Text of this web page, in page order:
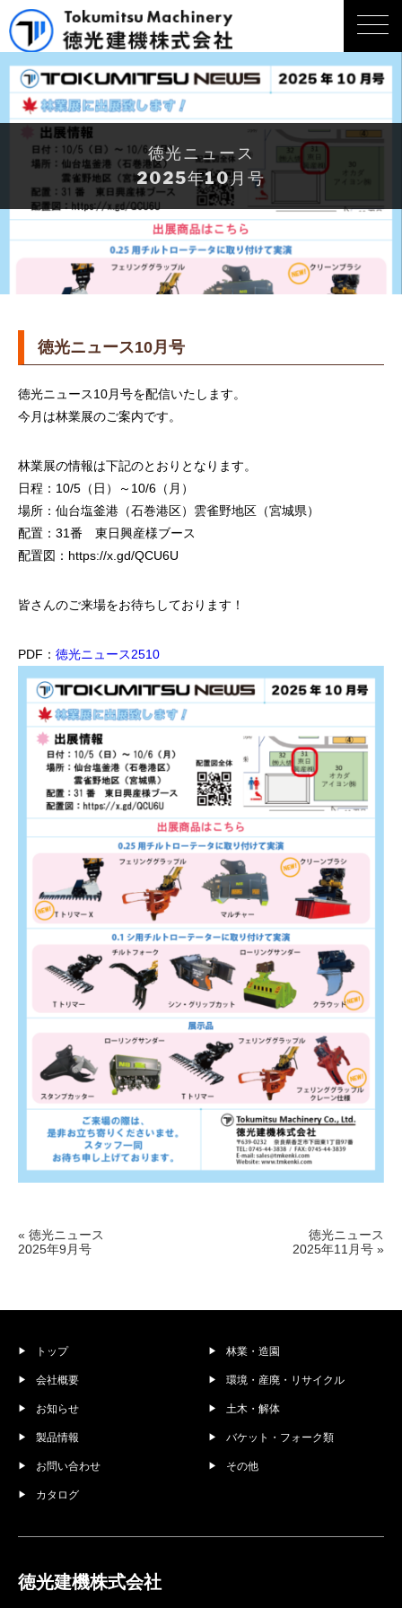
徳光ニュース
2025年10月号
徳光ニュース10月号
徳光ニュース10月号を配信いたします。
今月は林業展のご案内です。
林業展の情報は下記のとおりとなります。
日程：10/5（日）～10/6（月）
場所：仙台塩釜港（石巻港区）雲雀野地区（宮城県）
配置：31番 東日興産様ブース
配置図：https://x.gd/QCU6U
皆さんのご来場をお待ちしております！
PDF： 徳光ニュース2510
« 徳光ニュース
2025年9月号
徳光ニュース
2025年11月号 »
トップ
会社概要
お知らせ
製品情報
お問い合わせ
カタログ
林業・造園
環境・産廃・リサイクル
土木・解体
バケット・フォーク類
その他
徳光建機株式会社